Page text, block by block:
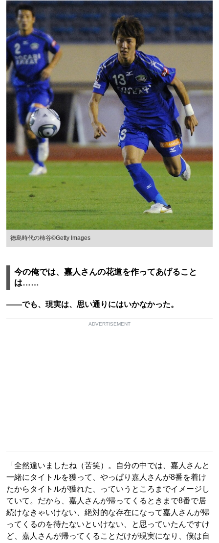
徳島時代の柿谷©Getty Images
今の俺では、嘉人さんの花道を作ってあげること
は……
――でも、現実は、思い通りにはいかなかった。
ADVERTISEMENT
「全然違いましたね（苦笑）。自分の中では、嘉人さんと
一緒にタイトルを獲って、やっぱり嘉人さんが8番を着け
たからタイトルが獲れた、っていうところまでイメージし
ていて。だから、嘉人さんが帰ってくるときまで8番で居
続けなきゃいけない、絶対的な存在になって嘉人さんが帰
ってくるのを待たないといけない、と思っていたんですけ
ど、嘉人さんが帰ってくることだけが現実になり、僕は自